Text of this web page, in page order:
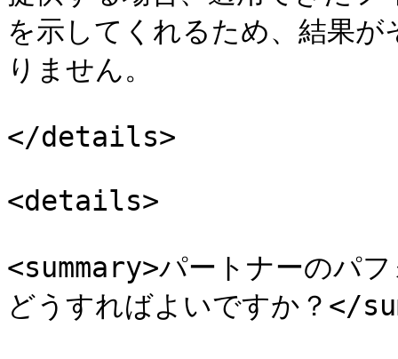
を示してくれるため、結果
りません。
</details>
<details>
<summary>パートナーのパ
どうすればよいですか？</